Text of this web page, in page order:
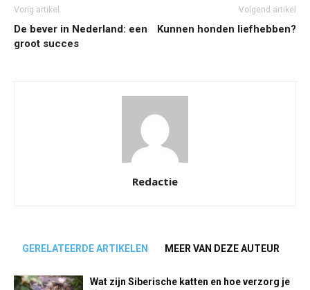
Vorig artikel
De bever in Nederland: een
groot succes
Volgend artikel
Kunnen honden liefhebben?
Redactie
GERELATEERDE ARTIKELEN MEER VAN DEZE AUTEUR
Wat zijn Siberische katten en hoe verzorg je